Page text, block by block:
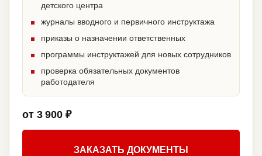
детского центра
журналы вводного и первичного инструктажа
приказы о назначении ответственных
программы инструктажей для новых сотрудников
проверка обязательных документов
работодателя
от 3 900 ₽
ЗАКАЗАТЬ ДОКУМЕНТЫ